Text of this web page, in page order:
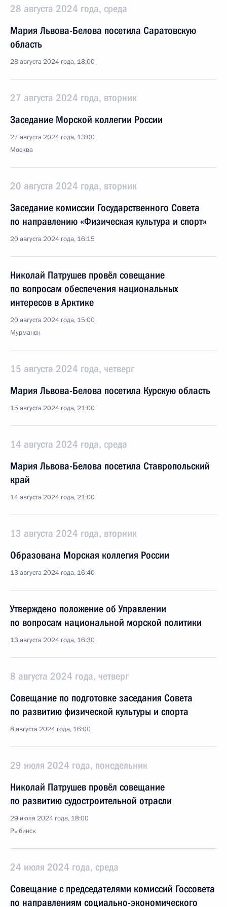
28 августа 2024 года, среда
Мария Львова-Белова посетила Саратовскую
область
28 августа 2024 года, 18:00
27 августа 2024 года, вторник
Заседание Морской коллегии России
27 августа 2024 года, 13:00
Москва
20 августа 2024 года, вторник
Заседание комиссии Государственного Совета
по направлению «Физическая культура и спорт»
20 августа 2024 года, 16:15
Николай Патрушев провёл совещание
по вопросам обеспечения национальных
интересов в Арктике
20 августа 2024 года, 15:00
Мурманск
15 августа 2024 года, четверг
Мария Львова-Белова посетила Курскую область
15 августа 2024 года, 21:00
14 августа 2024 года, среда
Мария Львова-Белова посетила Ставропольский
край
14 августа 2024 года, 21:00
13 августа 2024 года, вторник
Образована Морская коллегия России
13 августа 2024 года, 16:40
Утверждено положение об Управлении
по вопросам национальной морской политики
13 августа 2024 года, 16:30
8 августа 2024 года, четверг
Совещание по подготовке заседания Совета
по развитию физической культуры и спорта
8 августа 2024 года, 16:00
29 июля 2024 года, понедельник
Николай Патрушев провёл совещание
по развитию судостроительной отрасли
29 июля 2024 года, 18:00
Рыбинск
24 июля 2024 года, среда
Совещание с председателями комиссий Госсовета
по направлениям социально-экономического